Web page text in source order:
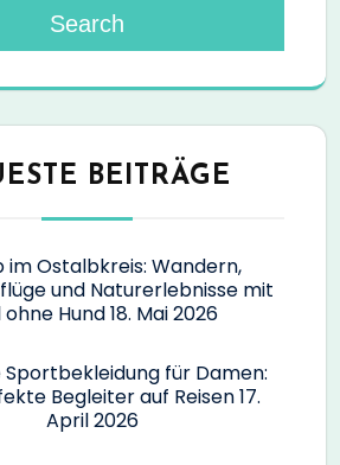
Search
BEITRÄGE
im Ostalbkreis: Wandern,
und Naturerlebnisse mit
ohne Hund18. Mai 2026
Sportbekleidung für Damen:
Begleiter auf Reisen17.
April 2026